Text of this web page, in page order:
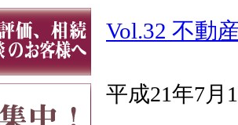
Vol.32 不動
平成21年7月